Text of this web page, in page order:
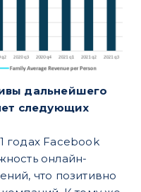
дальнейшего
следующих
годах Facebook
онлайн-
что позитивно